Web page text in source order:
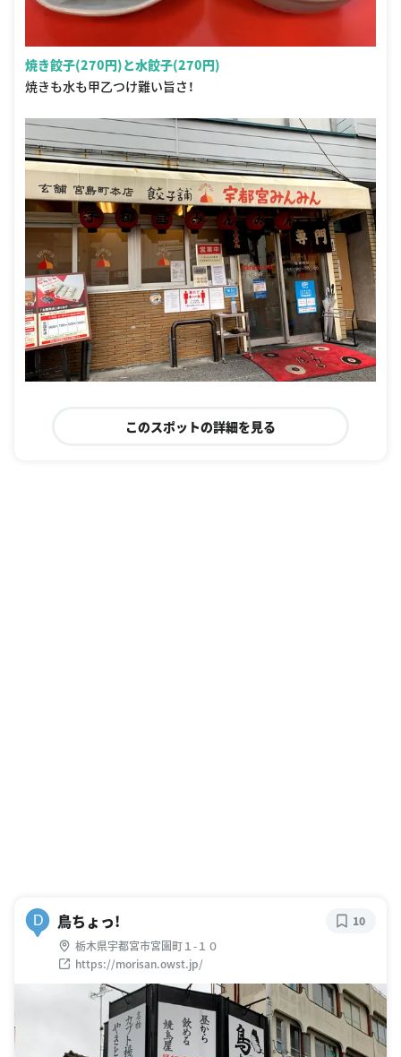
焼き餃子(270円)と水餃子(270円)
焼きも水も甲乙つけ難い旨さ！
このスポットの詳細を見る
D 鳥ちょっ!
栃木県宇都宮市宮園町１-１０
https://morisan.owst.jp/
10